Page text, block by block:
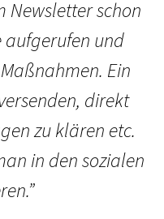
Newsletter schon
aufgerufen und
Ein
direkt
zu klären etc.
in den sozialen